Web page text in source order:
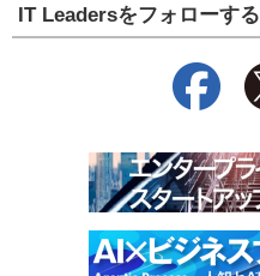
IT Leadersをフォローする